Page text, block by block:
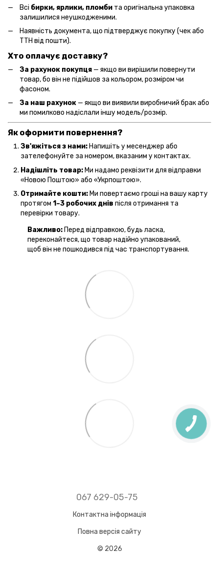
Всі бирки, ярлики, пломби та оригінальна упаковка
залишилися неушкодженими.
Наявність документа, що підтверджує покупку (чек або
ТТН від пошти).
Хто оплачує доставку?
За рахунок покупця — якщо ви вирішили повернути
товар, бо він не підійшов за кольором, розміром чи
фасоном.
За наш рахунок — якщо ви виявили виробничий брак або
ми помилково надіслали іншу модель/розмір.
Як оформити повернення?
Зв'яжіться з нами: Напишіть у месенджер або
зателефонуйте за номером, вказаним у контактах.
Надішліть товар: Ми надамо реквізити для відправки
«Новою Поштою» або «Укрпоштою».
Отримайте кошти: Ми повертаємо гроші на вашу карту
протягом 1–3 робочих днів після отримання та
перевірки товару.
Важливо: Перед відправкою, будь ласка,
переконайтеся, що товар надійно упакований,
щоб він не пошкодився під час транспортування.
067 629-05-75
Контактна інформація
Повна версія сайту
© 2026